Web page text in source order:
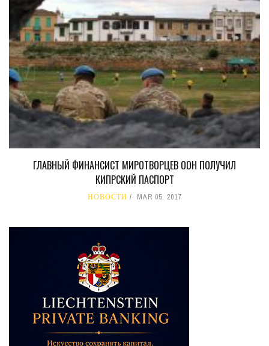
ГЛАВНЫЙ ФИНАНСИСТ МИРОТВОРЦЕВ ООН ПОЛУЧИЛ
КИПРСКИЙ ПАСПОРТ
НОВОСТИ MAR 05, 2017